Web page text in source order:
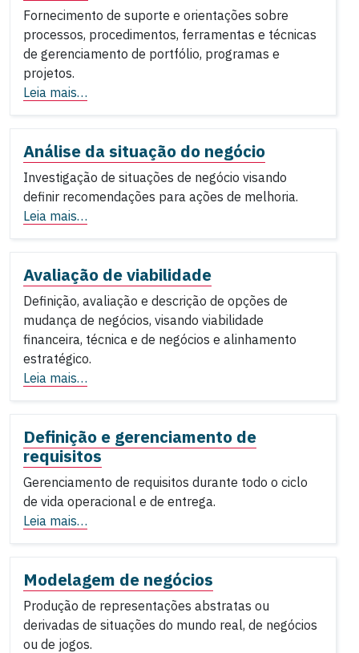
Fornecimento de suporte e orientações sobre
processos, procedimentos, ferramentas e técnicas
de gerenciamento de portfólio, programas e
projetos.
Leia mais…
Análise da situação do negócio
Investigação de situações de negócio visando
definir recomendações para ações de melhoria.
Leia mais…
Avaliação de viabilidade
Definição, avaliação e descrição de opções de
mudança de negócios, visando viabilidade
financeira, técnica e de negócios e alinhamento
estratégico.
Leia mais…
Definição e gerenciamento de
requisitos
Gerenciamento de requisitos durante todo o ciclo
de vida operacional e de entrega.
Leia mais…
Modelagem de negócios
Produção de representações abstratas ou
derivadas de situações do mundo real, de negócios
ou de jogos.